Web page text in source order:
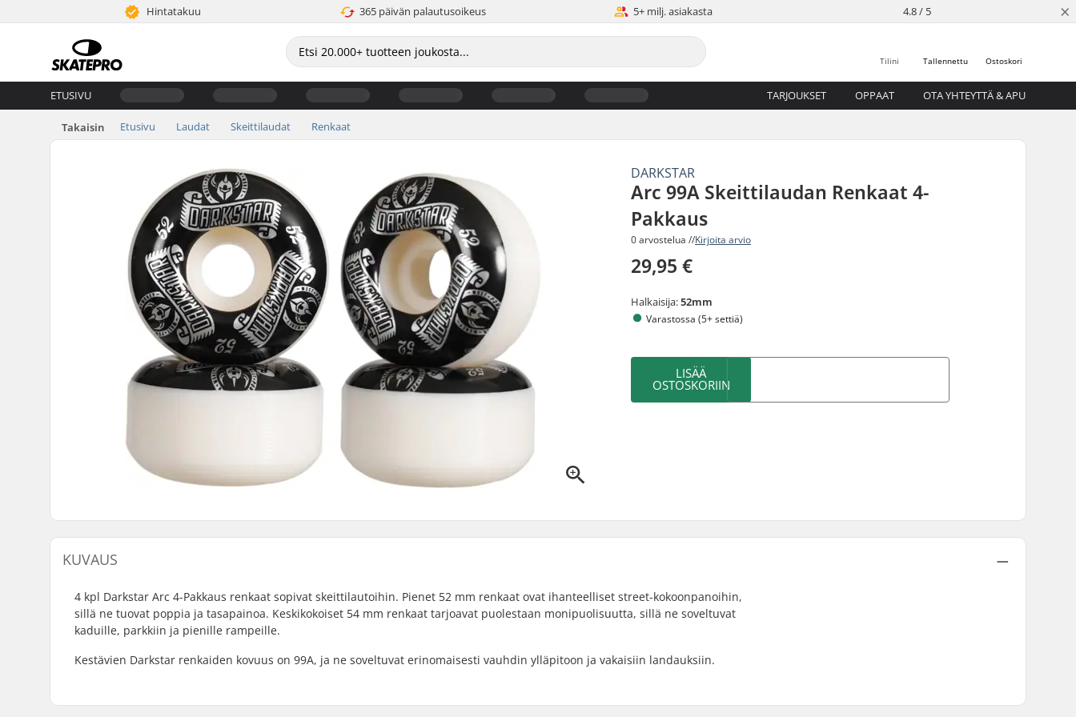
Hintatakuu 365 päivän palautusoikeus 5+ milj. asiakasta 4.8 / 5 ×
Ostoskori
Tallennettu
Tilini
ETUSIVU TARJOUKSET OPPAAT OTA YHTEYTTÄ & APU
Takaisin Etusivu Laudat Skeittilaudat Renkaat
DARKSTAR
Arc 99A Skeittilaudan Renkaat 4-
Pakkaus
0 arvostelua //Kirjoita arvio
29,95 €
Halkaisija:52mm
Varastossa (5+ settiä)
LISÄÄ
OSTOSKORIIN
KUVAUS
4 kpl Darkstar Arc 4-Pakkaus renkaat sopivat skeittilautoihin. Pienet 52 mm renkaat ovat ihanteelliset street-kokoonpanoihin,
sillä ne tuovat poppia ja tasapainoa. Keskikokoiset 54 mm renkaat tarjoavat puolestaan monipuolisuutta, sillä ne soveltuvat
kaduille, parkkiin ja pienille rampeille.
Kestävien Darkstar renkaiden kovuus on 99A, ja ne soveltuvat erinomaisesti vauhdin ylläpitoon ja vakaisiin landauksiin.